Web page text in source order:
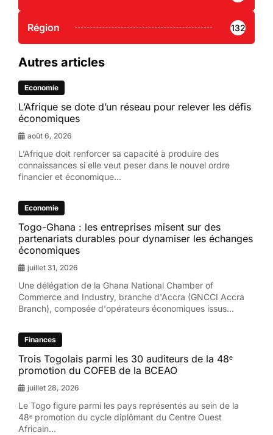
Région 132
Autres articles
Economie
L’Afrique se dote d’un réseau pour relever les défis
économiques
août 6, 2026
L’Afrique doit renforcer sa capacité à produire des
connaissances si elle veut peser dans le nouvel ordre
financier et économique...
Economie
Togo-Ghana : les entreprises misent sur des
partenariats durables pour dynamiser les échanges
économiques
juillet 31, 2026
Une délégation de la Ghana National Chamber of
Commerce and Industry, branche d'Accra (GNCCI Accra
Branch), composée d'opérateurs économiques issus...
Finances
Trois Togolais parmi les 30 auditeurs de la 48ᵉ
promotion du COFEB de la BCEAO
juillet 28, 2026
Le Togo figure parmi les pays représentés au sein de la
48ᵉ promotion du cycle diplômant du Centre Ouest
Africain...